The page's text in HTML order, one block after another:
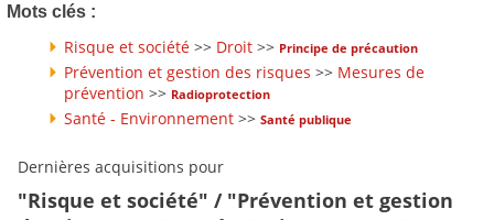
Mots clés :
Risque et société >> Droit >> Principe de précaution
Prévention et gestion des risques >> Mesures de
prévention >> Radioprotection
Santé - Environnement >> Santé publique
Dernières acquisitions pour
"Risque et société" / "Prévention et gestion